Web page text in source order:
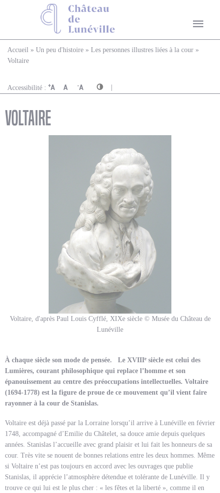
Vous êtes ici
Accueil » Un peu d'histoire » Les personnes illustres liées à la cour »
Voltaire
Accessibilité : -A
A
+A |
Voltaire
Voltaire, d'après Paul Louis Cyfflé, XIXe siècle © Musée du Château de
Lunéville
À chaque siècle son mode de pensée. Le XVIIIe siècle est celui des
Lumières, courant philosophique qui replace l’homme et son
épanouissement au centre des préoccupations intellectuelles. Voltaire
(1694-1778) est la figure de proue de ce mouvement qu’il vient faire
rayonner à la cour de Stanislas.
Voltaire est déjà passé par la Lorraine lorsqu’il arrive à Lunéville en février
1748, accompagné d’Emilie du Châtelet, sa douce amie depuis quelques
années. Stanislas l’accueille avec grand plaisir et lui fait les honneurs de sa
cour. Très vite se nouent de bonnes relations entre les deux hommes. Même
si Voltaire n’est pas toujours en accord avec les ouvrages que publie
Stanislas, il apprécie l’atmosphère détendue et tolérante de Lunéville. Il y
trouve ce qui lui est le plus cher : « les fêtes et la liberté », comme il en